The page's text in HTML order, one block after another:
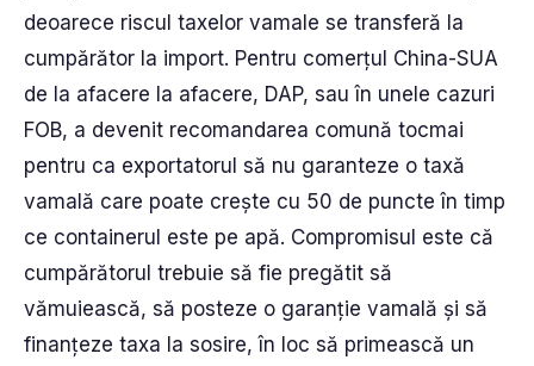
deoarece riscul taxelor vamale se transferă la
cumpărător la import. Pentru comerțul China-SUA
de la afacere la afacere, DAP, sau în unele cazuri
FOB, a devenit recomandarea comună tocmai
pentru ca exportatorul să nu garanteze o taxă
vamală care poate crește cu 50 de puncte în timp
ce containerul este pe apă. Compromisul este că
cumpărătorul trebuie să fie pregătit să
vămuiească, să posteze o garanție vamală și să
finanțeze taxa la sosire, în loc să primească un